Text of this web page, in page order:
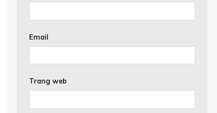
Email
Trang web